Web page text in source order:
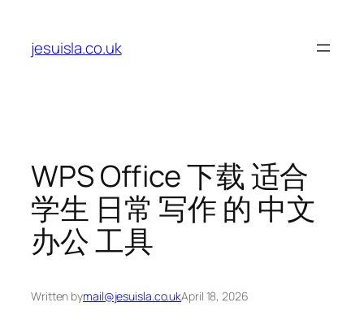
content
jesuisla.co.uk
WPS Office 下载 适合
学生 日常 写作 的 中文
办公 工具
Written bymail@jesuisla.co.ukApril 18, 2026